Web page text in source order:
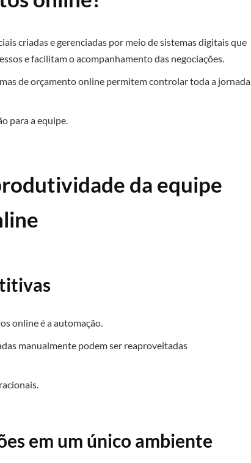
criadas e gerenciadas por meio de sistemas digitais que
e facilitam o acompanhamento das negociações.
de orçamento online permitem controlar toda a jornada
para a equipe.
da equipe
online é a automação.
manualmente podem ser reaproveitadas
em um único ambiente